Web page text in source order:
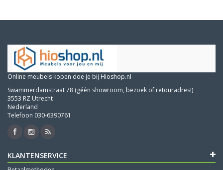
Online meubels kopen doe je bij Hioshop.nl
Swammerdamstraat 78 (géén showroom, bezoek of retouradres!)
3553 RZ Utrecht
Nederland
Telefoon 030-6390761
KLANTENSERVICE